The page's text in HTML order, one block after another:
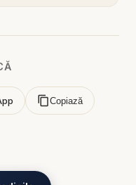
viața la suprafață,
fie prizonier.
trecutul te apasă,
Copiază